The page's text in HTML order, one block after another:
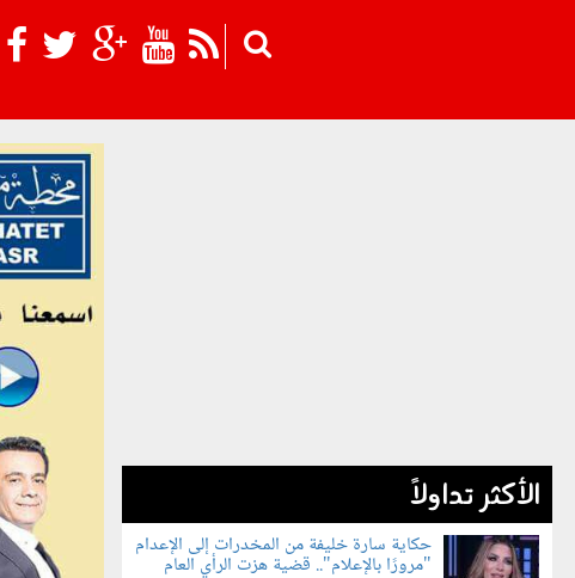
الأكثر تداولاً
حكاية سارة خليفة من المخدرات إلى الإعدام
"مرورًا بالإعلام".. قضية هزت الرأي العام